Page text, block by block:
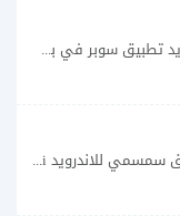
تطبيق سوبر في بي ان للاندرويد تطبيق سوبر في بي ان من تطبيقات الشبكات...
ما هو تطبيق سمسمي ؟ تطبيق سمسمي للاندرويد SimSimi هو برنامج دردشة افتراضية يسمح...